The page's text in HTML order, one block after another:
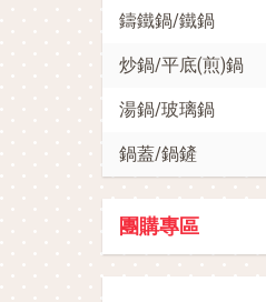
鑄鐵鍋/鐵鍋
炒鍋/平底(煎)鍋
湯鍋/玻璃鍋
鍋蓋/鍋鏟
團購專區